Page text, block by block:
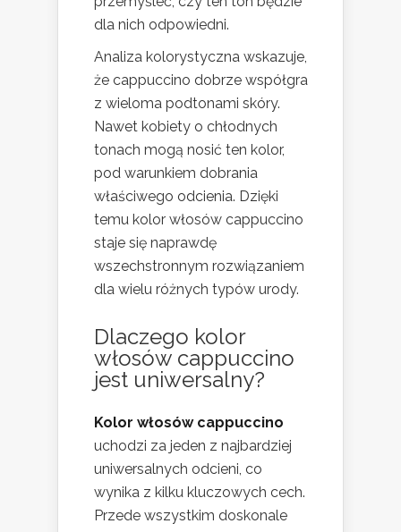
dla nich odpowiedni.
Analiza kolorystyczna wskazuje,
że cappuccino dobrze współgra
z wieloma podtonami skóry.
Nawet kobiety o chłodnych
tonach mogą nosić ten kolor,
pod warunkiem dobrania
właściwego odcienia. Dzięki
temu kolor włosów cappuccino
staje się naprawdę
wszechstronnym rozwiązaniem
dla wielu różnych typów urody.
Dlaczego kolor
włosów cappuccino
jest uniwersalny?
Kolor włosów cappuccino
uchodzi za jeden z najbardziej
uniwersalnych odcieni, co
wynika z kilku kluczowych cech.
Przede wszystkim doskonale